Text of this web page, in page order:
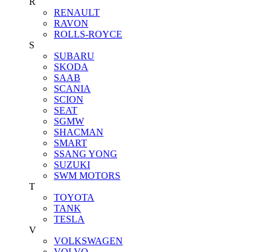
RENAULT
RAVON
ROLLS-ROYCE
S
SUBARU
SKODA
SAAB
SCANIA
SCION
SEAT
SGMW
SHACMAN
SMART
SSANG YONG
SUZUKI
SWM MOTORS
T
TOYOTA
TANK
TESLA
V
VOLKSWAGEN